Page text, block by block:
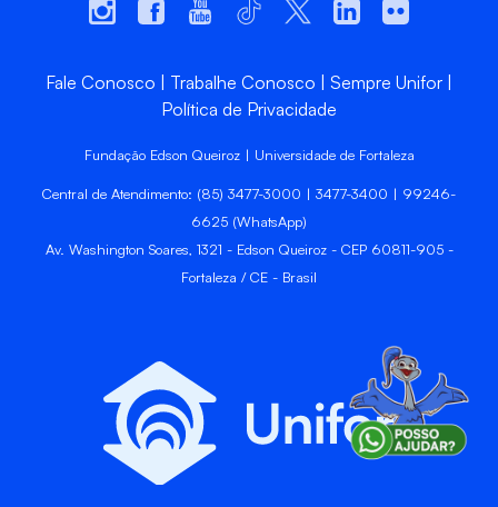
Fale Conosco Trabalhe Conosco
Sempre Unifor
Política de Privacidade
Fundação Edson Queiroz | Universidade de Fortaleza
Central de Atendimento: (85) 3477-3000 | 3477-3400 | 99246-
6625 (WhatsApp)
Av. Washington Soares, 1321 - Edson Queiroz - CEP 60811-905 -
Fortaleza / CE - Brasil